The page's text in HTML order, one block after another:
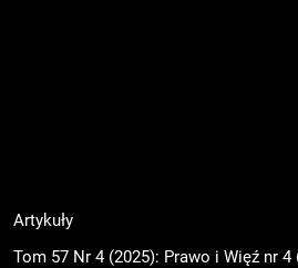
Artykuły
Tom 57 Nr 4 (2025): Prawo i Więź nr 4